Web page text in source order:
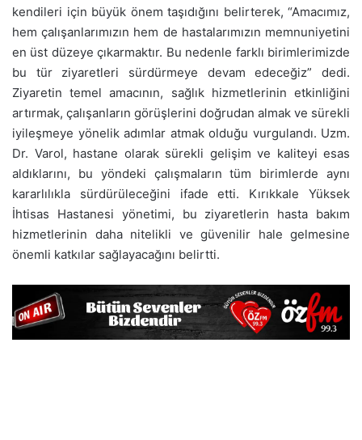
kendileri için büyük önem taşıdığını belirterek, “Amacımız,
hem çalışanlarımızın hem de hastalarımızın memnuniyetini
en üst düzeye çıkarmaktır. Bu nedenle farklı birimlerimizde
bu tür ziyaretleri sürdürmeye devam edeceğiz” dedi.
Ziyaretin temel amacının, sağlık hizmetlerinin etkinliğini
artırmak, çalışanların görüşlerini doğrudan almak ve sürekli
iyileşmeye yönelik adımlar atmak olduğu vurgulandı. Uzm.
Dr. Varol, hastane olarak sürekli gelişim ve kaliteyi esas
aldıklarını, bu yöndeki çalışmaların tüm birimlerde aynı
kararlılıkla sürdürüleceğini ifade etti. Kırıkkale Yüksek
İhtisas Hastanesi yönetimi, bu ziyaretlerin hasta bakım
hizmetlerinin daha nitelikli ve güvenilir hale gelmesine
önemli katkılar sağlayacağını belirtti.